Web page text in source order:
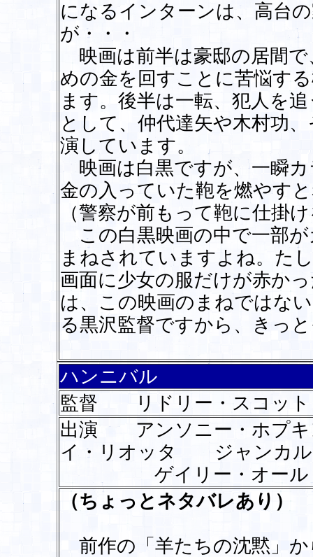
になるインターンは、高台
が・・・
映画は前半は豪邸の居間で
めの金を回すことに苦悩す
ます。後半は一転、犯人を
として、仲代達矢や木村功
演しています。
映画は白黒ですが、一瞬
金の入っていた鞄を燃やす
（警察が前もって鞄に仕掛
この白黒映画の中で一部
まねされていますよね。た
画面に少女の服だけが赤か
は、この映画のまねではな
る黒沢監督ですから、きっ
ハンニバル
監督 リドリー・スコット
出演 アンソニー・ホプ
イ・リオッタ ジャンカル
ゲイリー・オール
（ちょっとネタバレあり）
前作の「羊たちの沈黙」